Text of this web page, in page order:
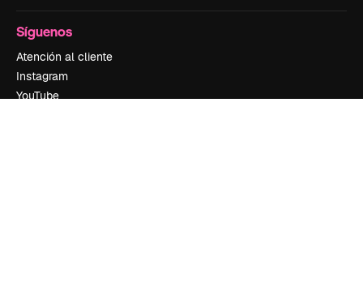
Síguenos
Atención al cliente
Instagram
YouTube